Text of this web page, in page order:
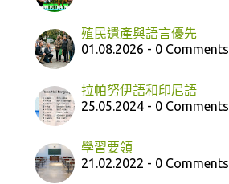
殖民遺產與語言優先
01.08.2026 - 0 Comments
拉帕努伊語和印尼語
25.05.2024 - 0 Comments
學習要領
21.02.2022 - 0 Comments